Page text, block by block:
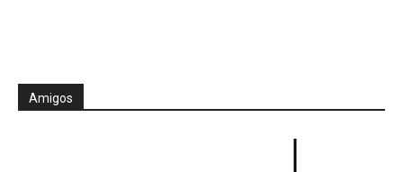
Amigos